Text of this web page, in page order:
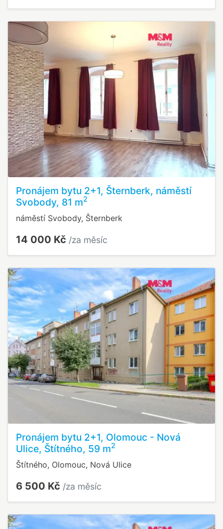
Pronájem bytu 2+1, Šternberk, náměstí
Svobody, 81 m2
náměstí Svobody, Šternberk
14 000 Kč /za měsíc
Pronájem bytu 2+1, Olomouc - Nová
Ulice, Štítného, 59 m2
Štítného, Olomouc, Nová Ulice
6 500 Kč /za měsíc